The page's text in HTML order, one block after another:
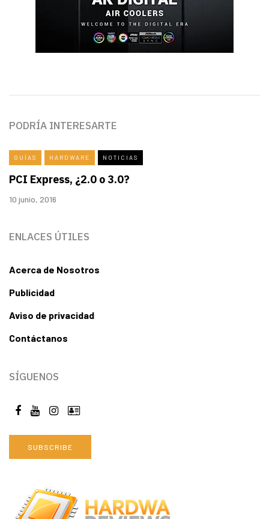
PODRÍA INTERESARTE
GUÍAS HARDWARE NOTICIAS
PCI Express, ¿2.0 o 3.0?
10 junio, 2016
ENLACES ÚTILES
Acerca de Nosotros
Publicidad
Aviso de privacidad
Contáctanos
SÍGUENOS
SUBSCRIBE